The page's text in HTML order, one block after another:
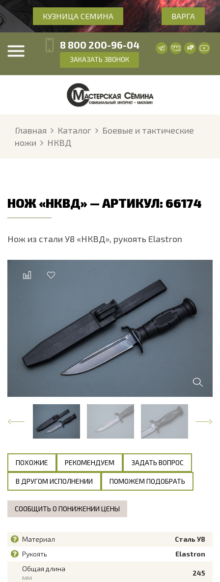
КУЗНИЦА СЕМИНА ВАРГА
8 800 200-96-04
ЗАКАЗАТЬ ЗВОНОК
Главная Каталог
Боевые и тактические
ножи
НКВД
НОЖ «НКВД» — АРТИКУЛ: 66174
Нож из стали У8 «НКВД», рукоять Elastron
ПОХОЖИЕ РЕКОМЕНДУЕМ ЗАДАТЬ ВОПРОС
В ДРУГОМ ИСПОЛНЕНИИ ПОМОЖЕМ ПОДОБРАТЬ
СООБЩИТЬ О ПОНИЖЕНИИ ЦЕНЫ
Материал
Сталь У8
Рукоять
Elastron
Общая длина
мм
245